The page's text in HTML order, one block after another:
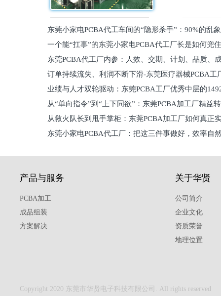
东莞小家电PCBA代工车间的“隐形杀手”：90%的乱
员工一个能“扛事”的东莞小家电PCBA代工厂长是如何兜
东莞PCBA代工厂内参：人效、交期、计划、品质
维锁客法则
订单持续流失、利润不断下滑-东莞医疗器械PCBA工
理死穴必须堵住
业绩与人才双轮驱动：东莞PCBA工厂优秀中层的
从“单向指令”到“上下同欲”：东莞PCBA加工厂精益
关键从救火队长到甩手掌柜：东莞PCBA加工厂如何真正
东莞小家电PCBA代工厂：把这三件事做好，效率自
产品与服务
PCBA加工
成品组装
方案解决
关于华贤
公司简介
企业文化
资质荣誉
地理位置
Copyright 2020 东莞市华贤电子科技有限公司. All rights reserved